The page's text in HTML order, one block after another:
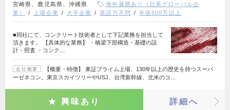
宮崎県、鹿児島県、沖縄県
海外展開あり（日系グローバル企
業）
上場企業 大手企業 英語力不問 年収600万以上
■同社にて、コンクリート技術者として下記業務を担当して
頂きます。 【具体的な業務】 ・橋梁下部構造・基礎の設
計・照査 ・コンク…
会社概要
【概要・特徴】 東証プライム上場、130年以上の歴史を持つスーパ
ーゼネコン。東京スカイツリーやUSJ、台湾新幹線、北米のコ…
興味あり 詳細へ